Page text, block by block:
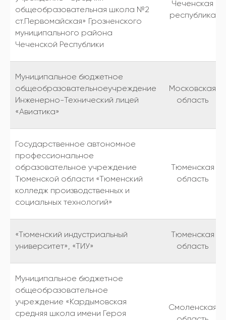
общеобразовательная школа №2
ст.Первомайская» Грозненского
муниципального района
Чеченской Республики
Чеченская
республика
Муниципальное бюджетное
общеобразовательноеучреждение
Инженерно-Технический лицей
«Авиатика»
Московская
область
Государственное автономное
профессиональное
образовательное учреждение
Тюменской области «Тюменский
колледж производственных и
социальных технологий»
Тюменская
область
«Тюменский индустриальный
университет», «ТИУ»
Тюменская
область
Муниципальное бюджетное
общеобразовательное
учреждение «Кардымовская
средняя школа имени Героя
Смоленская